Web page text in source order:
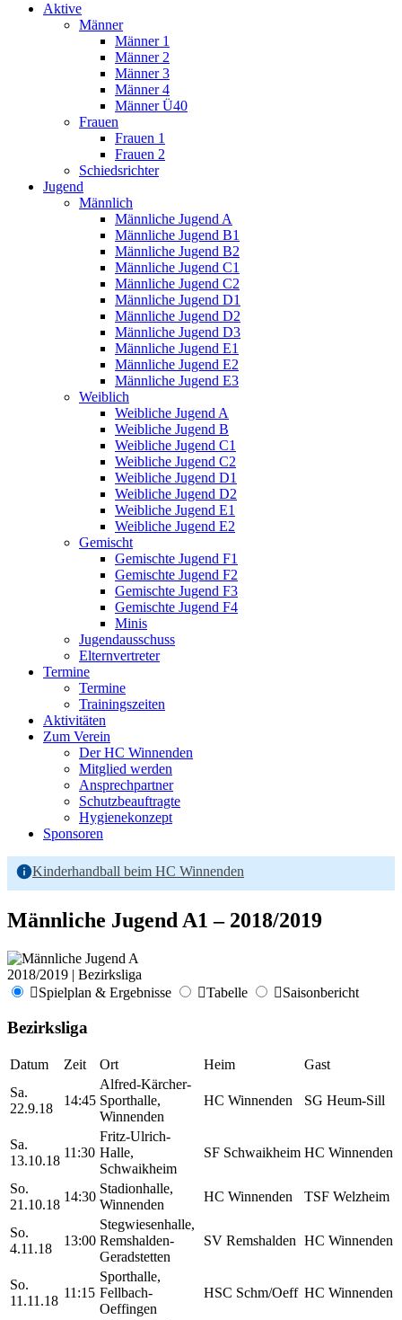
Aktive
Männer
Männer 1
Männer 2
Männer 3
Männer 4
Männer Ü40
Frauen
Frauen 1
Frauen 2
Schiedsrichter
Jugend
Männlich
Männliche Jugend A
Männliche Jugend B1
Männliche Jugend B2
Männliche Jugend C1
Männliche Jugend C2
Männliche Jugend D1
Männliche Jugend D2
Männliche Jugend D3
Männliche Jugend E1
Männliche Jugend E2
Männliche Jugend E3
Weiblich
Weibliche Jugend A
Weibliche Jugend B
Weibliche Jugend C1
Weibliche Jugend C2
Weibliche Jugend D1
Weibliche Jugend D2
Weibliche Jugend E1
Weibliche Jugend E2
Gemischt
Gemischte Jugend F1
Gemischte Jugend F2
Gemischte Jugend F3
Gemischte Jugend F4
Minis
Jugendausschuss
Elternvertreter
Termine
Termine
Trainingszeiten
Aktivitäten
Zum Verein
Der HC Winnenden
Mitglied werden
Ansprechpartner
Schutzbeauftragte
Hygienekonzept
Sponsoren
Kinderhandball beim HC Winnenden
Männliche Jugend A1 – 2018/2019
2018/2019 | Bezirksliga
Spielplan & Ergebnisse
Tabelle Saisonbericht
Bezirksliga
Datum Zeit Ort Heim
Gast
Sa.
22.9.18
14:45
Alfred-Kärcher-
Sporthalle,
Winnenden
HC Winnenden SG Heum-Sill
Sa.
13.10.18
11:30
Fritz-Ulrich-
Halle,
Schwaikheim
SF Schwaikheim HC Winnenden
So.
21.10.18
14:30
Stadionhalle,
Winnenden
HC Winnenden TSF Welzheim
So.
4.11.18
13:00
Stegwiesenhalle,
Remshalden-
Geradstetten
SV Remshalden HC Winnenden
So.
11.11.18
11:15
Sporthalle,
Fellbach-
Oeffingen
HSC Schm/Oeff HC Winnenden